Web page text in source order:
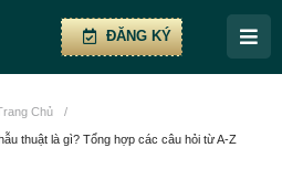
ĐĂNG KÝ
Chủ /
thuật là gì? Tổng hợp các câu hỏi từ A-Z